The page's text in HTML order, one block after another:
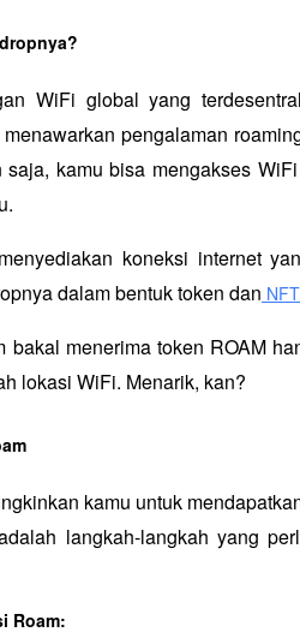
WiFi global yang
pengalaman
saja, kamu bisa mengakses
koneksi internet
dalam bentuk token dan
bakal menerima token ROAM
lokasi WiFi. Menarik, kan?
kamu untuk
langkah-langkah yang
Roam: